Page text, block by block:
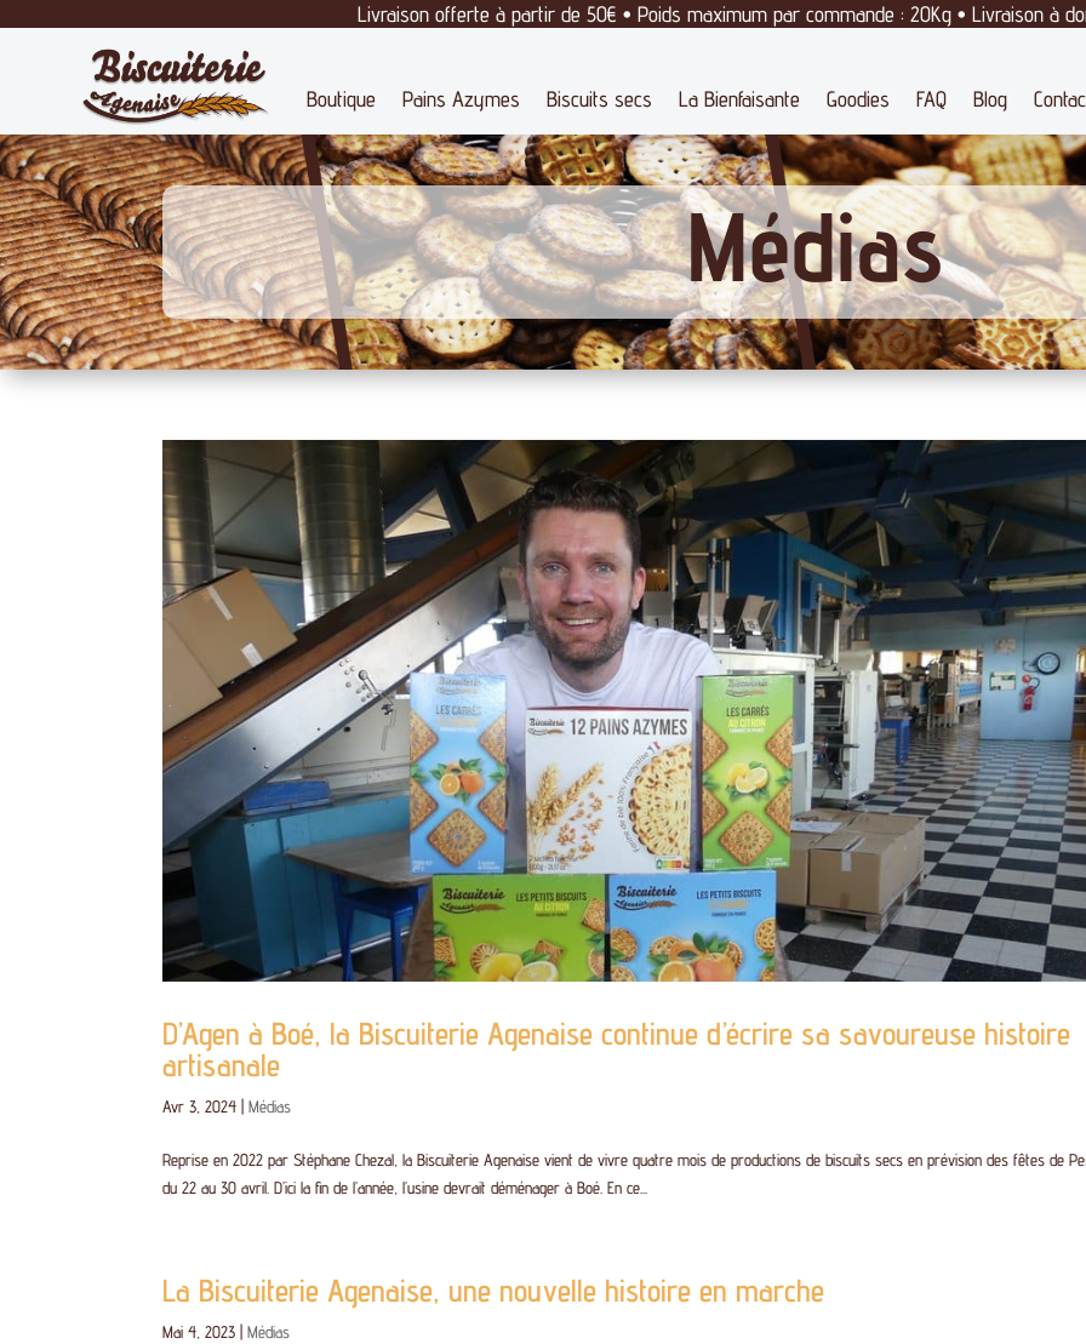
Livraison offerte à partir de 50€ • Poids maximum par commande : 20Kg • Livraison à
Boutique Pains Azymes Biscuits secs La Bienfaisante Goodies FAQ Blog
Médias
D’Agen à Boé, la Biscuiterie Agenaise continue d’écrire sa savoureuse histoire
artisanale
Avr 3, 2024 |Médias
Reprise en 2022 par Stéphane Chezal, la Biscuiterie Agenaise vient de vivre quatre mois de productions de biscuits secs en prévision des fêtes de
du 22 au 30 avril. D’ici la fin de l’année, l’usine devrait déménager à Boé. En ce...
La Biscuiterie Agenaise, une nouvelle histoire en marche
Mai 4, 2023 |Médias